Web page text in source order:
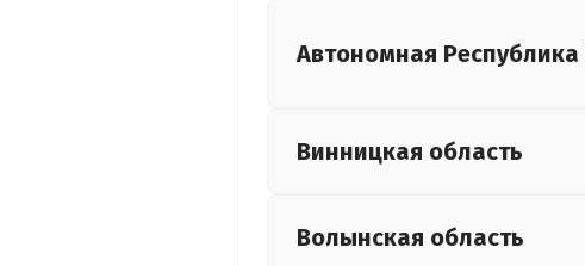
Автономная
Винницкая область
Волынская область